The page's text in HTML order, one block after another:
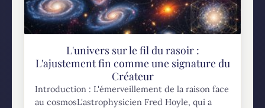
L'univers sur le fil du rasoir :
L'ajustement fin comme une signature du
Créateur
Introduction : L'émerveillement de la raison face
au cosmosL'astrophysicien Fred Hoyle, qui a